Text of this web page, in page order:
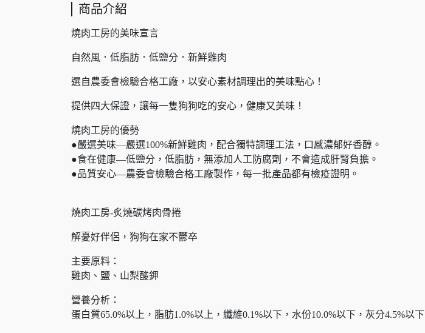
商品介紹
燒肉工房的美味宣言
自然風．低脂肪．低鹽分．新鮮雞肉
選自農委會檢驗合格工廠，以安心素材調理出的美味點心！
提供四大保證，讓每一隻狗狗吃的安心，健康又美味！
燒肉工房的優勢
●嚴選美味—嚴選100%新鮮雞肉，配合獨特調理工法，口感濃郁好香醇。
●食在健康—低鹽分，低脂肪，無添加人工防腐劑，不會造成肝腎負擔。
●品質安心—農委會檢驗合格工廠製作，每一批產品都有檢疫證明。
燒肉工房-炙燒碳烤肉骨捲
解憂好伴侶，狗狗在家不鬱卒
主要原料：
雞肉、鹽、山梨酸鉀
營養分析：
蛋白質65.0%以上，脂肪1.0%以上，纖維0.1%以下，水份10.0%以下，灰分4.5%以下